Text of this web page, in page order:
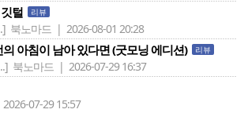
털 리뷰
북노마드 | 2026-08-01 20:28
아침이 남아 있다면 (굿모닝 에디션) 리뷰
북노마드 | 2026-07-29 16:37
07-29 15:57